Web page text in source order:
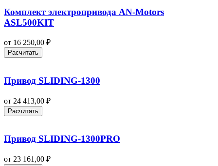
Комплект электропривода AN-Motors
ASL500KIT
от 16 250,00 ₽
Расчитать
Привод SLIDING-1300
от 24 413,00 ₽
Расчитать
Привод SLIDING-1300PRO
от 23 161,00 ₽